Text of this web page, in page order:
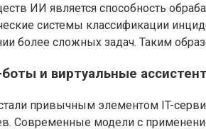
ИИ является способность
системы классификации
более сложных задач. Таким
и виртуальные
привычным элементом IT-
Современные модели с